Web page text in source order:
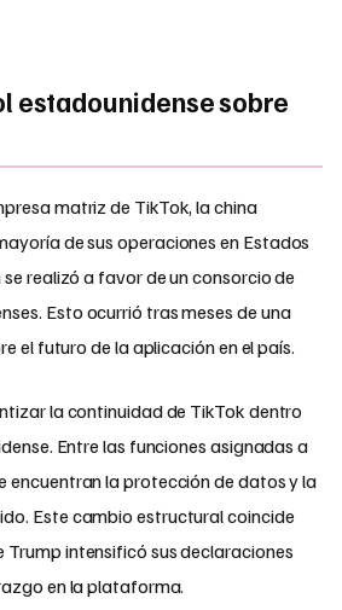
estadounidense sobre
matriz de TikTok, la china
de sus operaciones en Estados
realizó a favor de un consorcio de
Esto ocurrió tras meses de una
el futuro de la aplicación en el país.
la continuidad de TikTok dentro
Entre las funciones asignadas a
encuentran la protección de datos y la
Este cambio estructural coincide
Trump intensificó sus declaraciones
en la plataforma.